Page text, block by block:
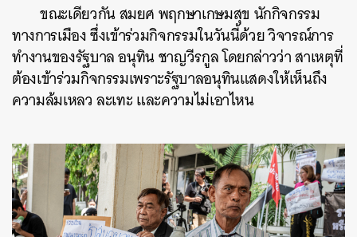
ขณะเดียวกัน สมยศ พฤกษาเกษมสุข นักกิจกรรม
ทางการเมือง ซึ่งเข้าร่วมกิจกรรมในวันนี้ด้วย วิจารณ์การ
ทำงานของรัฐบาล อนุทิน ชาญวีรกูล โดยกล่าวว่า สาเหตุที่
ต้องเข้าร่วมกิจกรรมเพราะรัฐบาลอนุทินแสดงให้เห็นถึง
ความล้มเหลว ละเทะ และความไม่เอาไหน